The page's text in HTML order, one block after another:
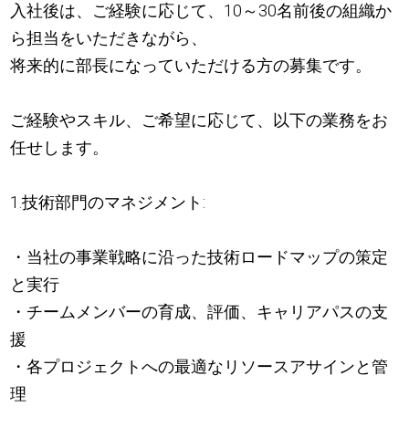
入社後は、ご経験に応じて、10～30名前後の組織か
ら担当をいただきながら、
将来的に部長になっていただける方の募集です。
ご経験やスキル、ご希望に応じて、以下の業務をお
任せします。
1.技術部門のマネジメント:
・当社の事業戦略に沿った技術ロードマップの策定
と実行
・チームメンバーの育成、評価、キャリアパスの支
援
・各プロジェクトへの最適なリソースアサインと管
理